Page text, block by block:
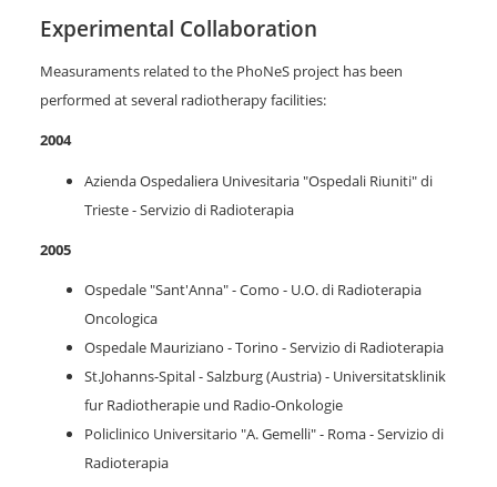
Experimental Collaboration
Measuraments related to the PhoNeS project has been
performed at several radiotherapy facilities:
2004
Azienda Ospedaliera Univesitaria "Ospedali Riuniti" di
Trieste - Servizio di Radioterapia
2005
Ospedale "Sant'Anna" - Como - U.O. di Radioterapia
Oncologica
Ospedale Mauriziano - Torino - Servizio di Radioterapia
St.Johanns-Spital - Salzburg (Austria) - Universitatsklinik
fur Radiotherapie und Radio-Onkologie
Policlinico Universitario "A. Gemelli" - Roma - Servizio di
Radioterapia